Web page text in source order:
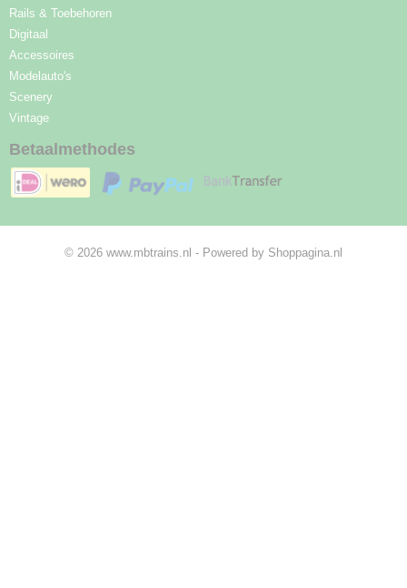
Rails & Toebehoren
Digitaal
Accessoires
Modelauto's
Scenery
Vintage
Betaalmethodes
© 2026 www.mbtrains.nl - Powered by Shoppagina.nl